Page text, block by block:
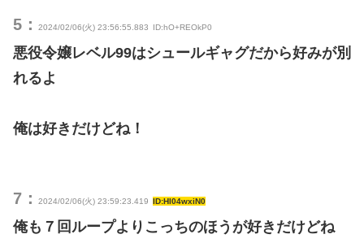
5： 2024/02/06(火) 23:56:55.883 ID:hO+REOkP0
悪役令嬢レベル99はシュールギャグだから好みが別
れるよ
俺は好きだけどね！
7： 2024/02/06(火) 23:59:23.419 ID:Hl04wxiN0
俺も７回ループよりこっちのほうが好きだけどね